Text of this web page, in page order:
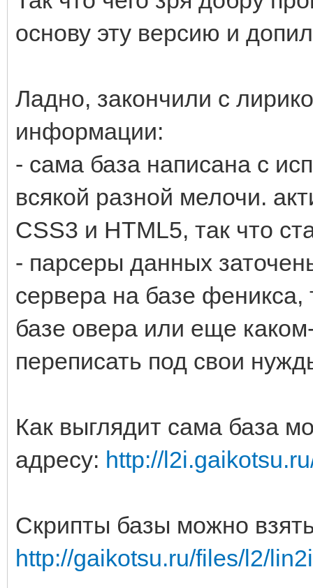
основу эту версию и
Ладно, закончили с
информации:
- сама база написана с
всякой разной мелочи.
CSS3 и HTML5, так что
- парсеры данных
сервера на базе феникса,
базе овера или еще
переписать под свои
Как выглядит сама база
адресу: http://
Скрипты базы можно
http://gaikotsu.ru/files/l2/